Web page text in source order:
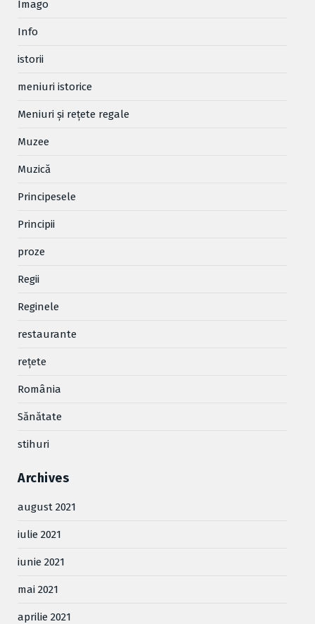
Imago
Info
istorii
meniuri istorice
Meniuri și rețete regale
Muzee
Muzică
Principesele
Principii
proze
Regii
Reginele
restaurante
reţete
România
Sănătate
stihuri
Archives
august 2021
iulie 2021
iunie 2021
mai 2021
aprilie 2021